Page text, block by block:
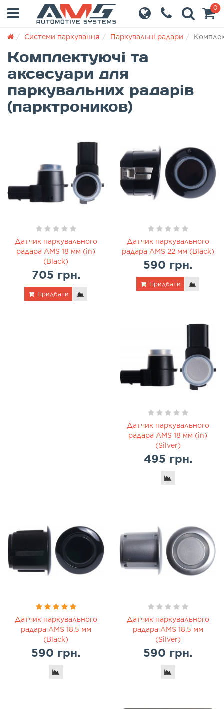
0
Системи паркування Паркувальні радари
Комплектуючі та
аксесуари для
паркувальних радарів
(парктроников)
Датчик паркувального
радара AMS 18 мм (in)
(Black)
705 грн.
Придбати
Датчик паркувального
радара AMS 22 мм (Black)
590 грн.
Придбати
Датчик паркувального
радара AMS 18 мм (in)
(Silver)
495 грн.
Датчик паркувального
радара AMS 18,5 мм
(Black)
590 грн.
Датчик паркувального
радара AMS 18,5 мм
(Silver)
590 грн.